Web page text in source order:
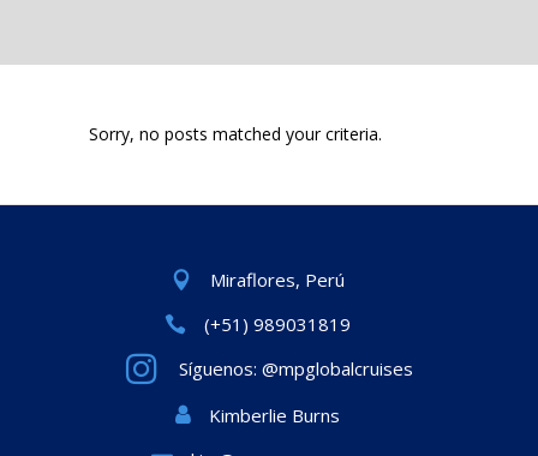
Sorry, no posts matched your criteria.
Miraflores, Perú
(+51) 989031819
Síguenos: @mpglobalcruises
Kimberlie Burns